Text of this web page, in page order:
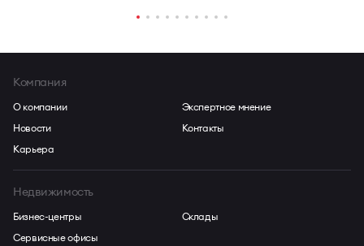
Компания
О компании
Новости
Карьера
Экспертное мнение
Контакты
Недвижимость
Бизнес-центры
Сервисные офисы
Склады